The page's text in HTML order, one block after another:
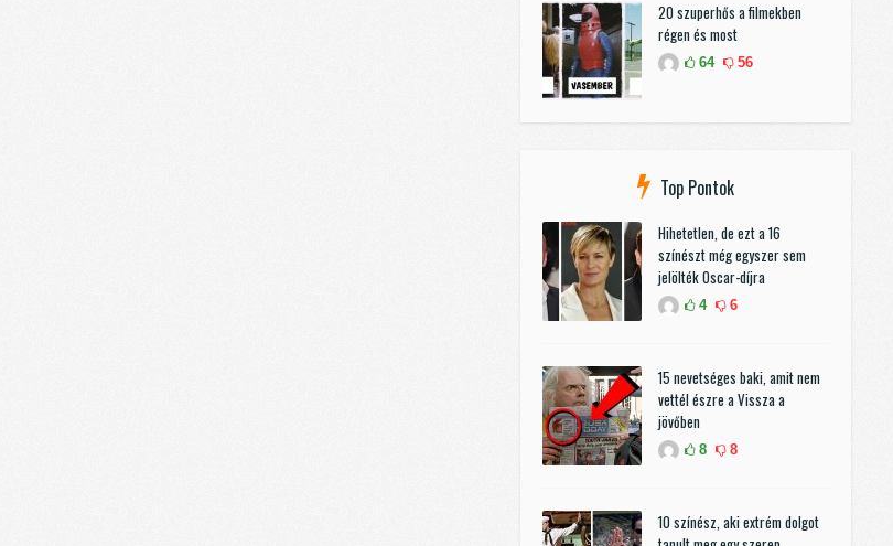
20 szuperhős a filmekben
régen és most
64 56
Top Pontok
Hihetetlen, de ezt a 16
színészt még egyszer sem
jelölték Oscar-díjra
4 6
15 nevetséges baki, amit nem
vettél észre a Vissza a
jövőben
8 8
10 színész, aki extrém dolgot